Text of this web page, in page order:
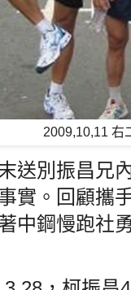
2009,10,11 右
送別振昌兄
實。回顧攜
中鋼慢跑社